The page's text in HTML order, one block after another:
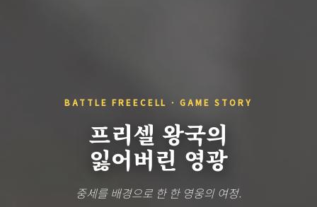
BATTLE FREECELL · GAME STORY
프리셀 왕국의
잃어버린 영광
중세를 배경으로 한 한 영웅의 여정.